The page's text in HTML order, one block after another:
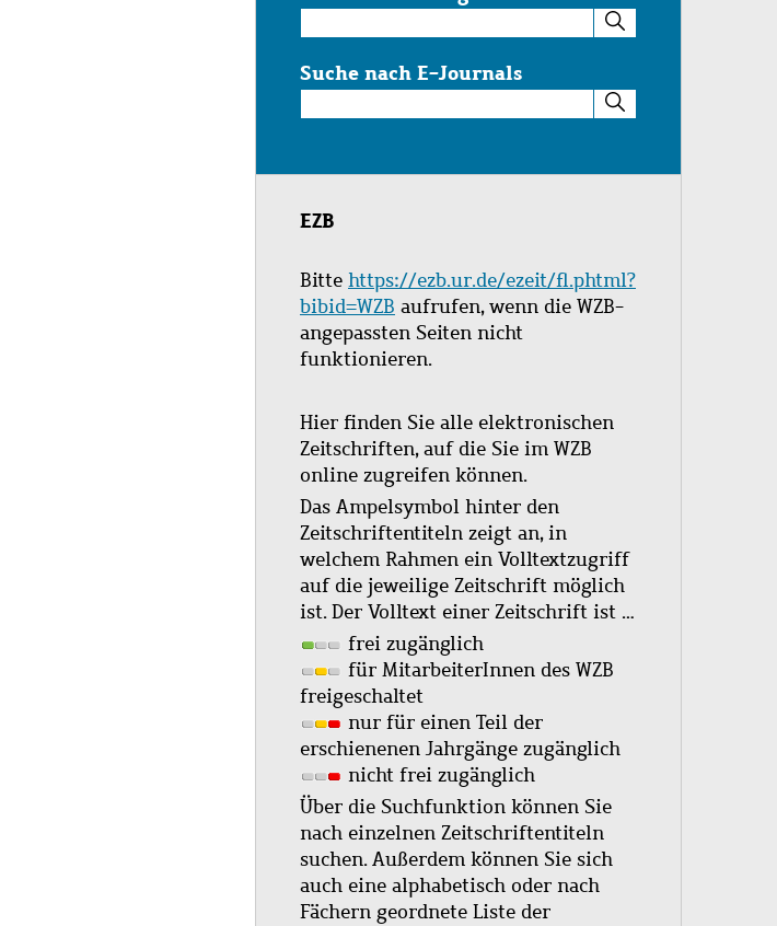
im
Katalog
Suche nach E-Journals
nach
Journals
EZB
Bitte https://ezb.ur.de/ezeit/fl.phtml?
bibid=WZB aufrufen, wenn die WZB-
angepassten Seiten nicht
funktionieren.
Hier finden Sie alle elektronischen
Zeitschriften, auf die Sie im WZB
online zugreifen können.
Das Ampelsymbol hinter den
Zeitschriftentiteln zeigt an, in
welchem Rahmen ein Volltextzugriff
auf die jeweilige Zeitschrift möglich
ist. Der Volltext einer Zeitschrift ist …
frei zugänglich
für MitarbeiterInnen des WZB
freigeschaltet
nur für einen Teil der
erschienenen Jahrgänge zugänglich
nicht frei zugänglich
Über die Suchfunktion können Sie
nach einzelnen Zeitschriftentiteln
suchen. Außerdem können Sie sich
auch eine alphabetisch oder nach
Fächern geordnete Liste der